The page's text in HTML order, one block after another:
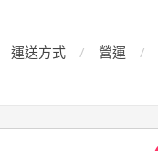
運送方式 營運